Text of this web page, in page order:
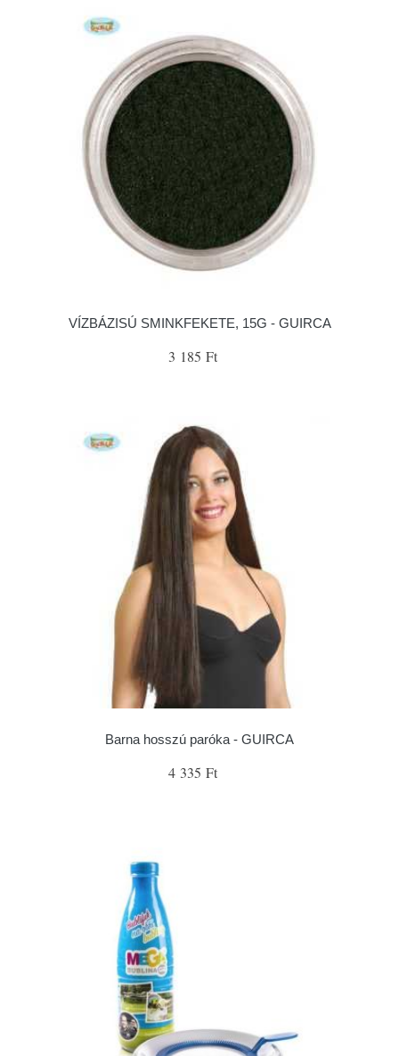
VÍZBÁZISÚ SMINKFEKETE, 15G - GUIRCA
3 185 Ft
Barna hosszú paróka - GUIRCA
4 335 Ft